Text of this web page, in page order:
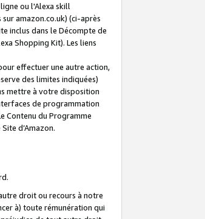
ou l'Alexa skill
amazon.co.uk) (ci-après
inclus dans le Décompte de
Shopping Kit). Les liens
effectuer une autre action,
des limites indiquées)
mettre à votre disposition
de programmation
Contenu du Programme
d’Amazon.
droit ou recours à notre
à) toute rémunération qui